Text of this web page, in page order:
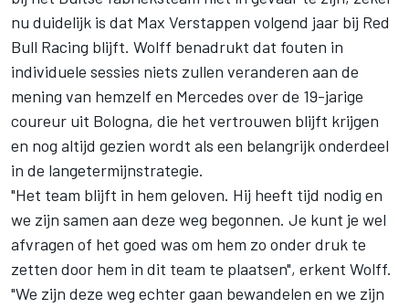
nu duidelijk is dat Max Verstappen volgend jaar bij Red
Bull Racing blijft. Wolff benadrukt dat fouten in
individuele sessies niets zullen veranderen aan de
mening van hemzelf en Mercedes over de 19-jarige
coureur uit Bologna, die het vertrouwen blijft krijgen
en nog altijd gezien wordt als een belangrijk onderdeel
in de langetermijnstrategie.
"Het team blijft in hem geloven. Hij heeft tijd nodig en
we zijn samen aan deze weg begonnen. Je kunt je wel
afvragen of het goed was om hem zo onder druk te
zetten door hem in dit team te plaatsen", erkent Wolff.
"We zijn deze weg echter gaan bewandelen en we zijn